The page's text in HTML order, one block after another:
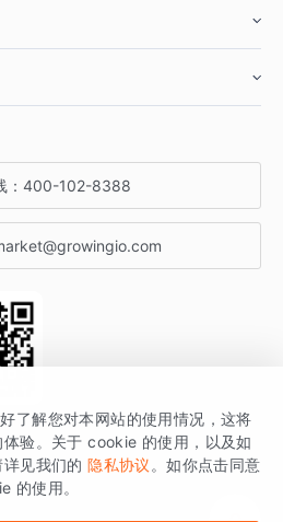
400-102-8388
货
析与增长的品牌，核心平台为 GrowingIO
分析云。
了解您对本网站的使用情况，这将
验。关于 cookie 的使用，以及如
见我们的 隐私协议 。如你点击同意
的使用。